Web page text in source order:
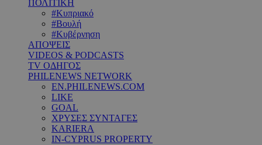
ΠΟΛΙΤΙΚΗ
#Κυπριακό
#Βουλή
#Κυβέρνηση
ΑΠΟΨΕΙΣ
VIDEOS & PODCASTS
TV ΟΔΗΓΟΣ
PHILENEWS NETWORK
EN.PHILENEWS.COM
LIKE
GOAL
ΧΡΥΣΕΣ ΣΥΝΤΑΓΕΣ
KARIERA
IN-CYPRUS PROPERTY